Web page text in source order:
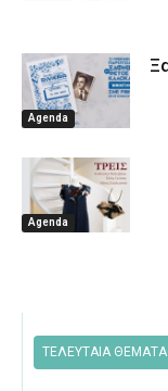
Agenda
Agenda
ΤΕΛΕΥΤΑΙΑ ΘΕΜΑΤΑ